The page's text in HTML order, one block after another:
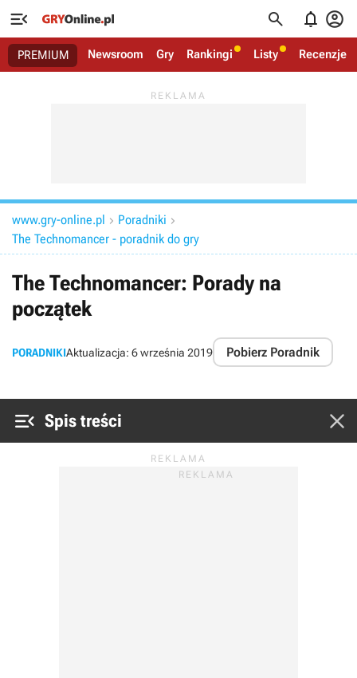
   
PREMIUM Newsroom Gry Rankingi Listy Recenzje
www.gry-online.pl  Poradniki 
The Technomancer - poradnik do gry
The Technomancer: Porady na
początek
PORADNIKIAktualizacja: 6 września 2019 Pobierz Poradnik
 Spis treści 